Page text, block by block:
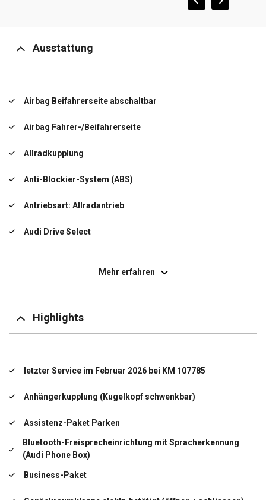
Ausstattung
Airbag Beifahrerseite abschaltbar
Airbag Fahrer-/Beifahrerseite
Allradkupplung
Anti-Blockier-System (ABS)
Antriebsart: Allradantrieb
Audi Drive Select
Mild-Hybrid 195 kW (Motor 2,0 Ltr. - 195 kW 16V TFSI)
Schadstoffarm nach Abgasnorm Euro 6d
Mehr erfahren
Highlights
letzter Service im Februar 2026 bei KM 107785
Anhängerkupplung (Kugelkopf schwenkbar)
Assistenz-Paket Parken
Bluetooth-Freisprecheinrichtung mit Spracherkennung
(Audi Phone Box)
Business-Paket